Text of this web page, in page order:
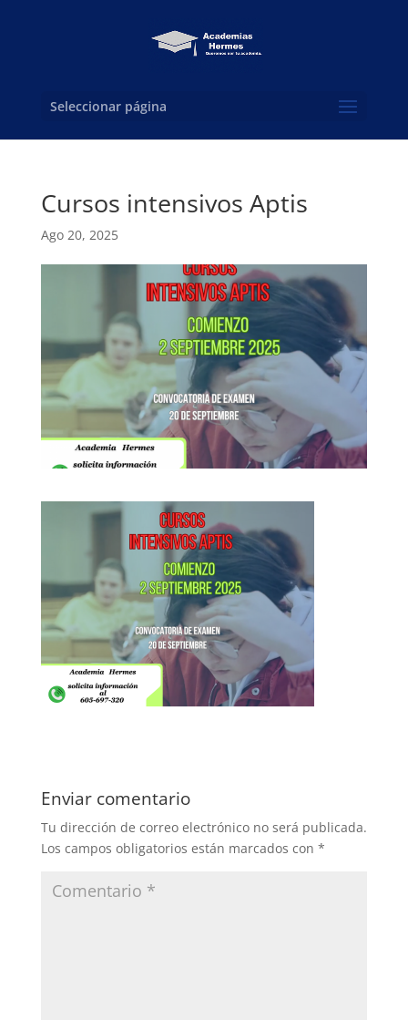
Seleccionar página
Cursos intensivos Aptis
Ago 20, 2025
Enviar comentario
Tu dirección de correo electrónico no será publicada.
Los campos obligatorios están marcados con *